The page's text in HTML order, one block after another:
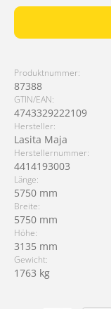
Produktnummer:
87388
GTIN/EAN:
4743329222109
Hersteller:
Lasita Maja
Herstellernummer:
4414193003
Länge:
5750 mm
Breite:
5750 mm
Höhe:
3135 mm
Gewicht:
1763 kg